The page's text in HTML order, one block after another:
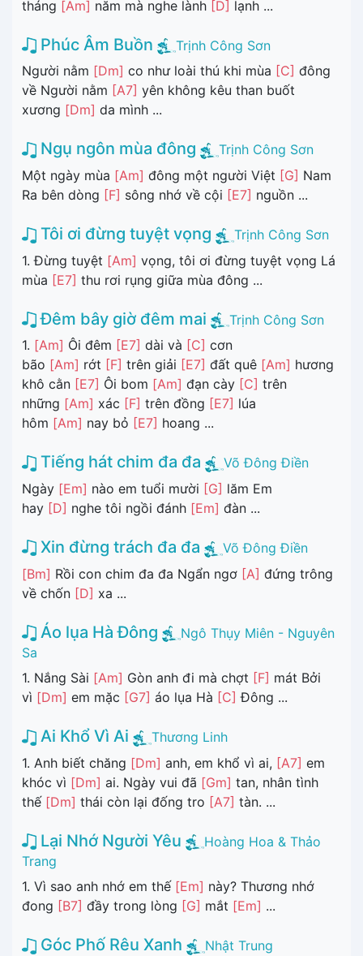
tháng [Am] năm mà nghe lành [D] lạnh ...
Phúc Âm Buồn
Trịnh Công Sơn
Người nằm [Dm] co như loài thú khi mùa [C] đông
về Người nằm [A7] yên không kêu than buốt
xương [Dm] da mình ...
Ngụ ngôn mùa đông
Trịnh Công Sơn
Một ngày mùa [Am] đông một người Việt [G] Nam
Ra bên dòng [F] sông nhớ về cội [E7] nguồn ...
Tôi ơi đừng tuyệt vọng
Trịnh Công Sơn
1. Đừng tuyệt [Am] vọng, tôi ơi đừng tuyệt vọng Lá
mùa [E7] thu rơi rụng giữa mùa đông ...
Đêm bây giờ đêm mai
Trịnh Công Sơn
1. [Am] Ôi đêm [E7] dài và [C] cơn
bão [Am] rớt [F] trên giải [E7] đất quê [Am] hương
khô cằn [E7] Ôi bom [Am] đạn cày [C] trên
những [Am] xác [F] trên đồng [E7] lúa
hôm [Am] nay bỏ [E7] hoang ...
Tiếng hát chim đa đa
Võ Đông Điền
Ngày [Em] nào em tuổi mười [G] lăm Em
hay [D] nghe tôi ngồi đánh [Em] đàn ...
Xin đừng trách đa đa
Võ Đông Điền
[Bm] Rồi con chim đa đa Ngẩn ngơ [A] đứng trông
về chốn [D] xa ...
Áo lụa Hà Đông
Ngô Thụy Miên - Nguyên
Sa
1. Nắng Sài [Am] Gòn anh đi mà chợt [F] mát Bởi
vì [Dm] em mặc [G7] áo lụa Hà [C] Đông ...
Ai Khổ Vì Ai
Thương Linh
1. Anh biết chăng [Dm] anh, em khổ vì ai, [A7] em
khóc vì [Dm] ai. Ngày vui đã [Gm] tan, nhân tình
thế [Dm] thái còn lại đống tro [A7] tàn. ...
Lại Nhớ Người Yêu
Hoàng Hoa & Thảo
Trang
1. Vì sao anh nhớ em thế [Em] này? Thương nhớ
đong [B7] đầy trong lòng [G] mắt [Em] ...
Góc Phố Rêu Xanh
Nhật Trung